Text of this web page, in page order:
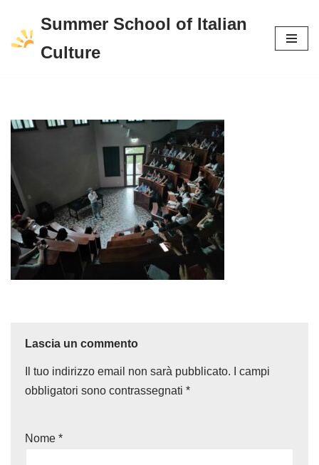
Vai
Summer School of Italian
Culture
Lascia un commento
Il tuo indirizzo email non sarà pubblicato.
I campi
obbligatori sono contrassegnati *
Nome *